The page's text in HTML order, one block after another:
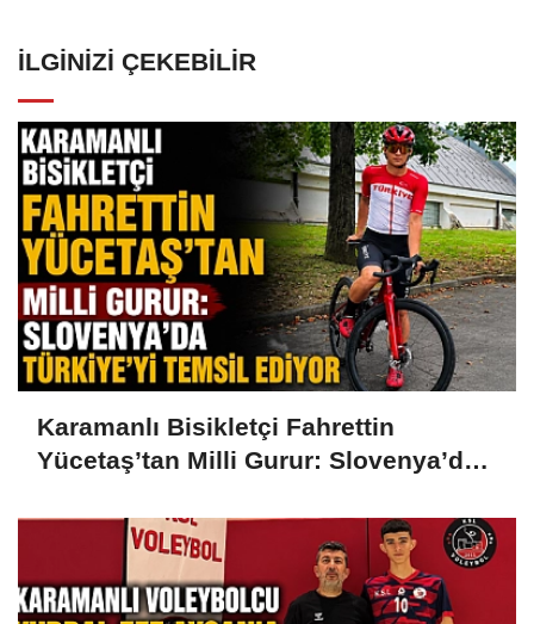
İLGINIZI ÇEKEBILIR
Karamanlı Bisikletçi Fahrettin
Yücetaş’tan Milli Gurur: Slovenya’da